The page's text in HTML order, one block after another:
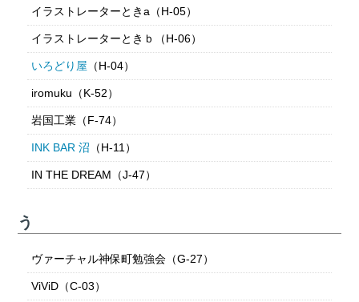
イラストレーターときa（H-05）
イラストレーターときｂ（H-06）
いろどり屋 （H-04）
iromuku（K-52）
岩国工業（F-74）
INK BAR 沼 （H-11）
IN THE DREAM（J-47）
う
ヴァーチャル神保町勉強会（G-27）
ViViD（C-03）